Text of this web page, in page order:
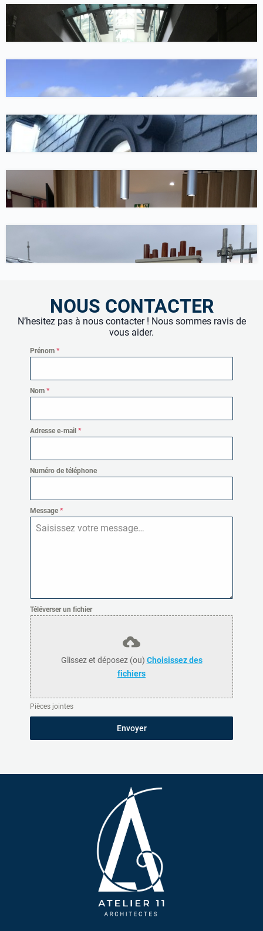
Travaux intérieurs
Rénovation de bureaux, Paris 10ème
La Noue, Bagnolet
Couverture
Rénovation de couverture, Saint-Cloud
Rénovation d’une agence immobilière, Paris 4
51 Rue de l’Est – Boulogne-Billancourt
NOUS CONTACTER
N’hesitez pas à nous contacter ! Nous sommes ravis de
vous aider.
Prénom*
Nom*
Adresse e-mail*
Numéro de téléphone
Message*
Téléverser un fichier
Glissez et déposez (ou) Choisissez des
fichiers
Pièces jointes
Envoyer